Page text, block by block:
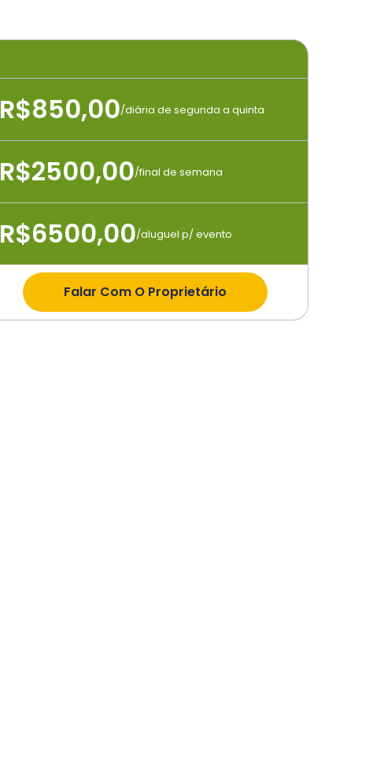
R$850,00/diária de segunda a quinta
R$2500,00/final de semana
R$6500,00/aluguel p/ evento
Falar Com O Proprietário